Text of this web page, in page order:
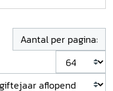
Aantal per pagina: